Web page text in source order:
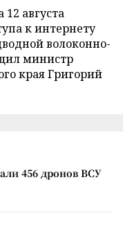
августа
к интернету
волоконно-
министр
края Григорий
456 дронов ВСУ